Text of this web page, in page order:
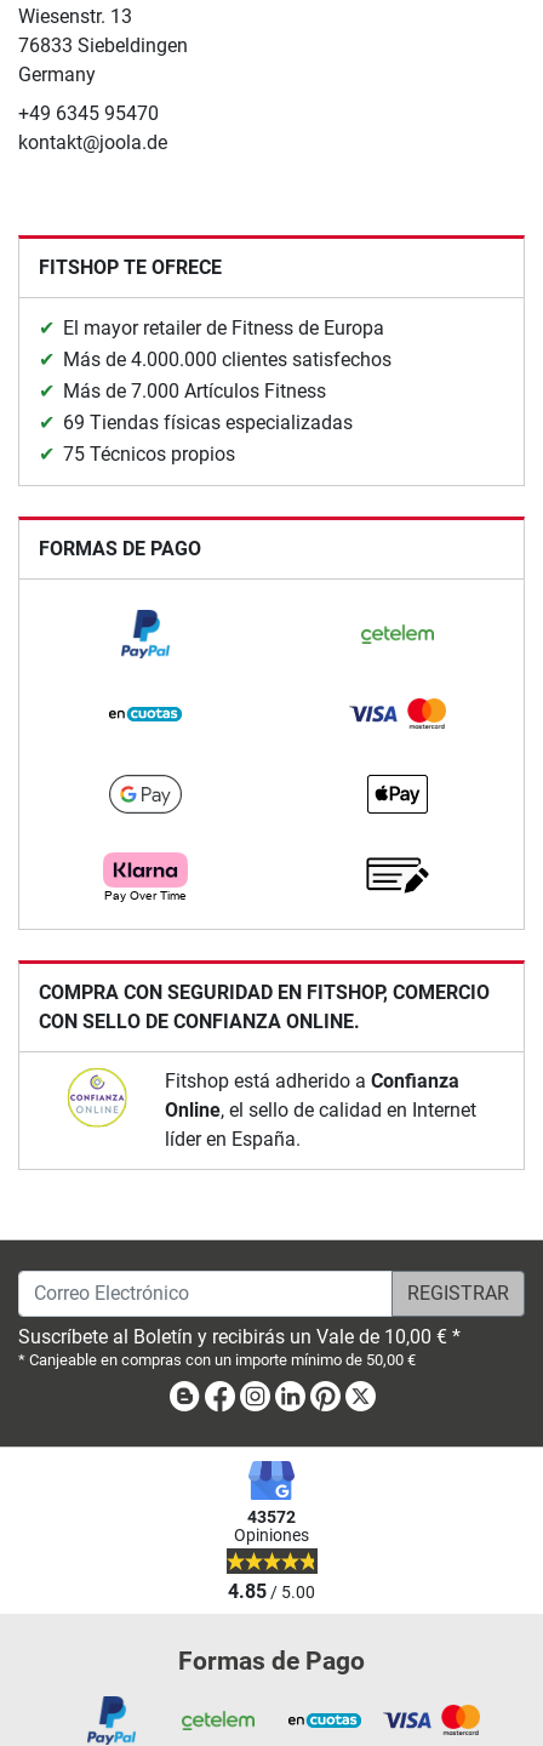
Wiesenstr. 13
76833 Siebeldingen
Germany
+49 6345 95470
kontakt@joola.de
FITSHOP TE OFRECE
El mayor retailer de Fitness de Europa
Más de 4.000.000 clientes satisfechos
Más de 7.000 Artículos Fitness
69 Tiendas físicas especializadas
75 Técnicos propios
FORMAS DE PAGO
COMPRA CON SEGURIDAD EN FITSHOP, COMERCIO
CON SELLO DE CONFIANZA ONLINE.
Fitshop está adherido a Confianza
Online, el sello de calidad en Internet
líder en España.
Correo Electrónico
Suscríbete al Boletín y recibirás un Vale de 10,00 € *
* Canjeable en compras con un importe mínimo de 50,00 €
BlogFacebook
Instagram
LinkedinPinterest
43572
Opiniones
4.85/ 5.00
Formas de Pago